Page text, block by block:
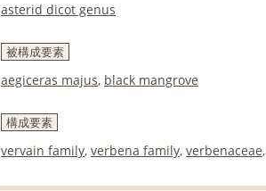
asterid dicot genus
被構成要素
aegiceras majus, black mangrove
構成要素
vervain family, verbena family, verbenaceae,